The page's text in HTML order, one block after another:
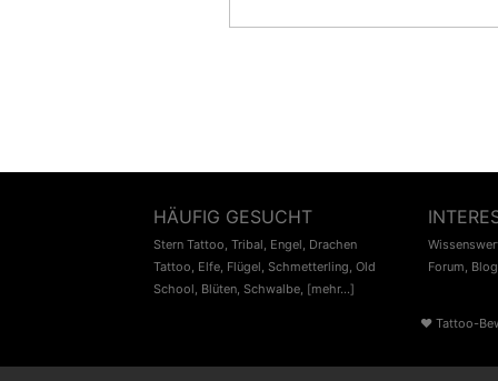
HÄUFIG GESUCHT
Stern Tattoo, Tribal, Engel, Drachen
Tattoo, Elfe, Flügel, Schmetterling, Old
School, Blüten, Schwalbe, [mehr...]
Forum, Blog
♥ Tattoo-